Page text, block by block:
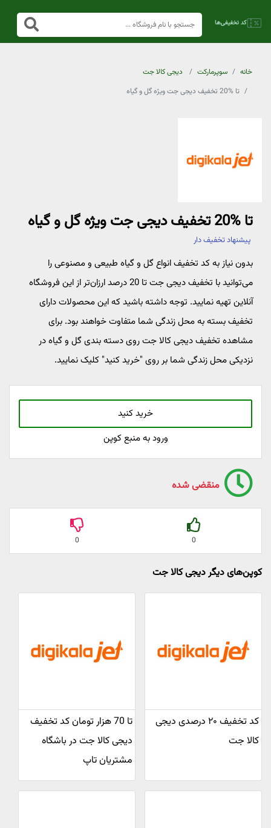
خانه سوپرمارکت
دیجی کالا جت
تا %20 تخفیف دیجی جت ویژه گل و گیاه
تا %20 تخفیف دیجی جت ویژه گل و گیاه
پیشنهاد تخفیف دار
بدون نیاز به کد تخفیف انواع گل و گیاه طبیعی و مصنوعی را
می‌توانید با تخفیف دیجی جت تا 20 درصد ارزان‌تر از این فروشگاه
آنلاین تهیه نمایید. توجه داشته باشید که این محصولات دارای
تخفیف بسته به محل زندگی شما متفاوت خواهند بود. برای
مشاهده تخفیف‌ دیجی کالا جت روی دسته بندی گل و گیاه در
نزدیکی محل زندگی شما بر روی "خرید کنید" کلیک نمایید.
خرید کنید
ورود به منبع کوپن
منقضی شده
0
0
کوپن‌های دیگر دیجی کالا جت
کد تخفیف ۲۰ درصدی دیجی
کالا جت
تا 70 هزار تومان کد تخفیف
دیجی کالا جت در باشگاه
مشتریان تاپ